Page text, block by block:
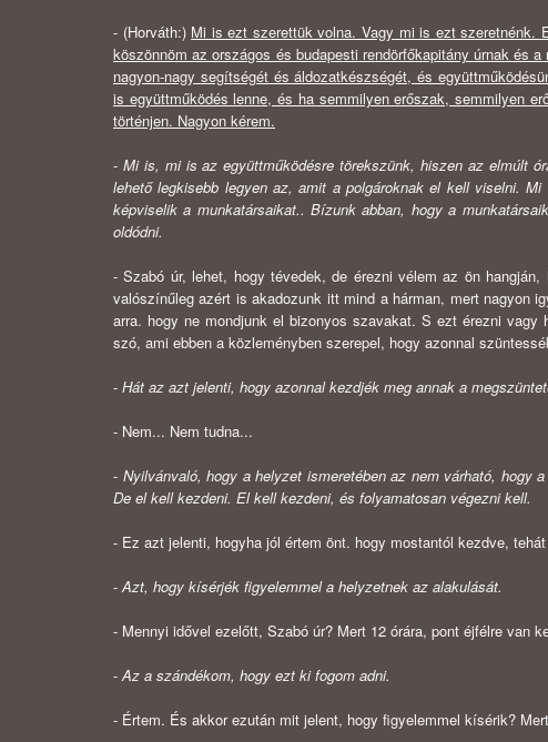
- (Horváth:) Mi is ezt szerettük volna. Vagy mi is ezt szeretnénk.
köszön­nöm az országos és budapesti rendörfőkapitány úrnak és
nagyon-nagy segít­ségét és áldozatkészségét, és
is együttműködés lenne, és ha sem­milyen erőszak, semmilyen
történjen. Nagyon kérem.
- Mi is, mi is az együttműködésre törekszünk, hiszen az elmúlt
lehető leg­kisebb legyen az, amit a polgároknak el kell viselni.
képviselik a munkatár­saikat.. Bízunk abban, hogy a
oldódni.
- Szabó úr, lehet, hogy tévedek, de érezni vélem az ön
valószínűleg azért is akadozunk itt mind a hárman, mert nagyon
arra. hogy ne mondjunk el bizonyos szavakat. S ezt érezni
szó, ami ebben a közleményben szerepel, hogy azonnal
- Hát az azt jelenti, hogy azonnal kezdjék meg annak a
- Nem... Nem tudna...
- Nyilvánvaló, hogy a helyzet ismeretében az nem várható, hogy
De el kell kezdeni. El kell kezdeni, és folyamatosan végezni kell.
- Ez azt jelenti, hogyha jól értem önt. hogy mostantól kezdve,
-Azt, hogy kísérjék figyelemmel a helyzetnek az alakulását.
- Mennyi idővel ezelőtt, Szabó úr? Mert 12 órára, pont éjfélre van
-Az a szándékom, hogy ezt ki fogom adni.
- Értem. És akkor ezután mit jelent, hogy figyelemmel kísérik?